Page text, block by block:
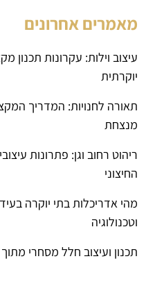
מאמרים אחרונים
עיצוב וילות: עקרונות תכנון
יוקרתית
תאורה לחנויות: המדריך
מנצחת
ריהוט רחוב וגן: פתרונות
החיצוני
מהי אדריכלות בתי יוקרה
וטכנולוגיה
תכנון ועיצוב חלל מסחרי